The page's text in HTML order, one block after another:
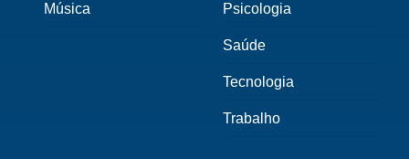
Música Psicologia
Saúde
Tecnologia
Trabalho